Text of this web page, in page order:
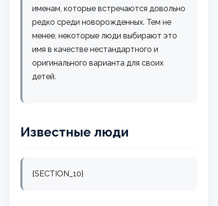
именам, которые встречаются довольно
редко среди новорожденных. Тем не
менее, некоторые люди выбирают это
имя в качестве нестандартного и
оригинального варианта для своих
детей.
Известные люди
{SECTION_10}